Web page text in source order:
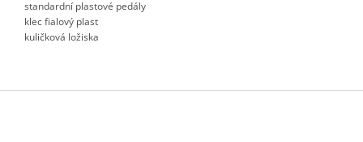
standardní plastové pedály
klec fialový plast
kuličková ložiska